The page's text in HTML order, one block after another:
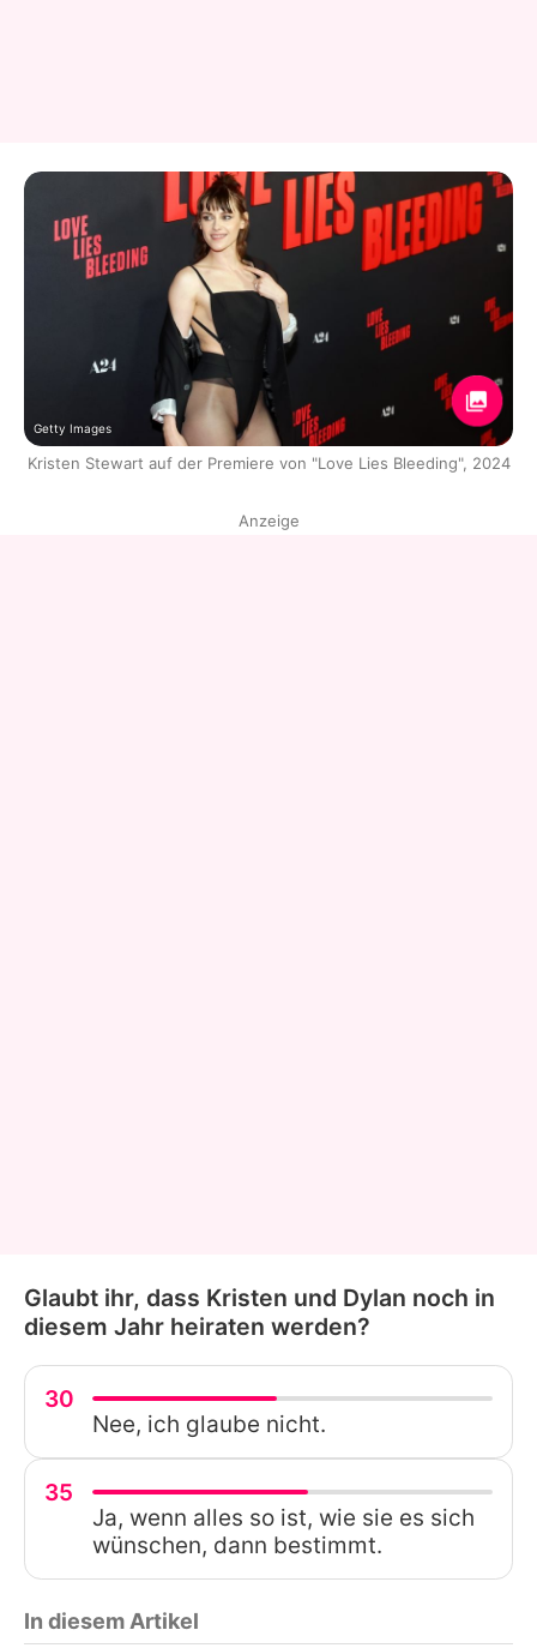
Getty Images
Kristen Stewart auf der Premiere von "Love Lies Bleeding", 2024
Anzeige
Glaubt ihr, dass Kristen und Dylan noch in
diesem Jahr heiraten werden?
30
Nee, ich glaube nicht.
35
Ja, wenn alles so ist, wie sie es sich
wünschen, dann bestimmt.
In diesem Artikel